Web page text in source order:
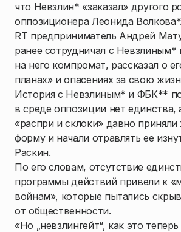
что Невзлин* «заказал» другого
оппозиционера Леонида
RT предприниматель Андрей
ранее сотрудничал с Невзлиным*
на него компромат, рассказал о
планах» и опасениях за свою
История с Невзлиным* и ФБК**
в среде оппозиции нет единства,
«распри и склоки» давно
форму и начали отравлять ее
Раскин.
По его словам, отсутствие
программы действий привели к
войнам», которые пытались
от общественности.
«Но „невзлингейт“, как это